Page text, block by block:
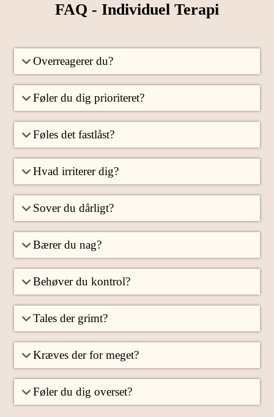
FAQ - Individuel Terapi
Overreagerer du?
Føler du dig prioriteret?
Føles det fastlåst?
Hvad irriterer dig?
Sover du dårligt?
Bærer du nag?
Behøver du kontrol?
Tales der grimt?
Kræves der for meget?
Føler du dig overset?